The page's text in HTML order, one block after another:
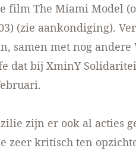
film The Miami Model
(zie aankondiging).
samen met nog andere
dat bij XminY
zijn er ook al acties
zeer kritisch ten